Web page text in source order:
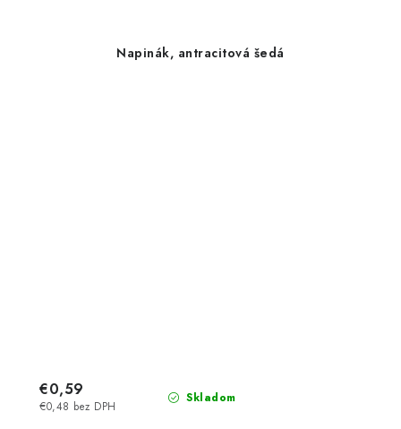
Napinák, antracitová šedá
Skladom
€0,48 bez DPH
€0,59